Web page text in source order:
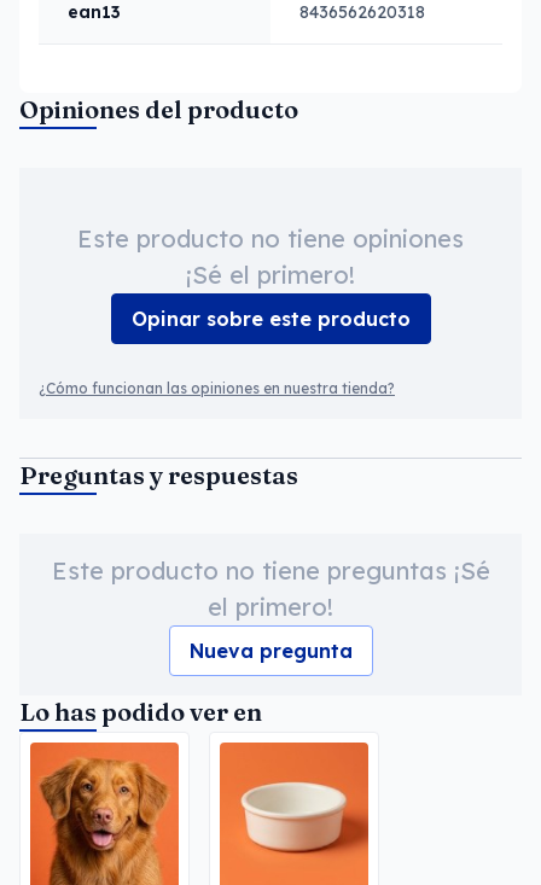
ean13 8436562620318
Opiniones del producto
Este producto no tiene opiniones
¡Sé el primero!
Opinar sobre este producto
¿Cómo funcionan las opiniones en nuestra tienda?
Preguntas y respuestas
Este producto no tiene preguntas ¡Sé
el primero!
Nueva pregunta
Lo has podido ver en